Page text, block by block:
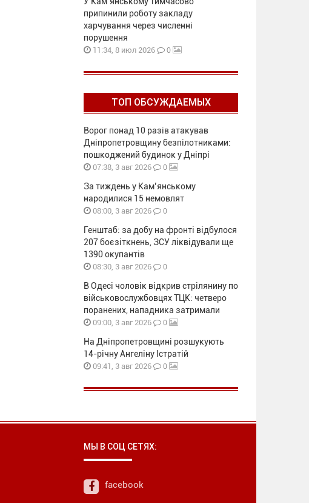
припинили роботу закладу
харчування через численні
порушення
11:34, 8 июл 2026 0
ТОП ОБСУЖДАЕМЫХ
Ворог понад 10 разів атакував
Дніпропетровщину безпілотниками:
пошкоджений будинок у Дніпрі
07:38, 3 авг 2026 0
За тиждень у Кам’янському
народилися 15 немовлят
08:00, 3 авг 2026 0
Генштаб: за добу на фронті відбулося
207 боєзіткнень, ЗСУ ліквідували ще
1390 окупантів
08:30, 3 авг 2026 0
В Одесі чоловік відкрив стрілянину по
військовослужбовцях ТЦК: четверо
поранених, нападника затримали
09:00, 3 авг 2026 0
На Дніпропетровщині розшукують
14-річну Ангеліну Істратій
09:41, 3 авг 2026 0
МЫ В СОЦ СЕТЯХ:
facebook